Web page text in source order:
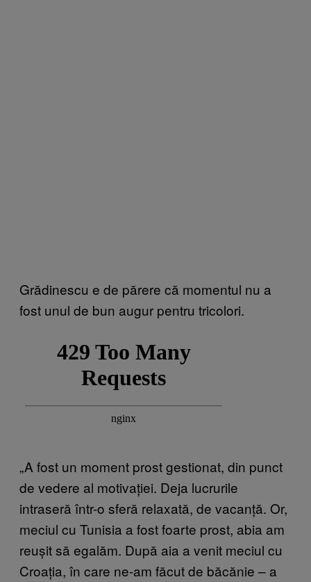
Grădinescu e de părere că momentul nu a
fost unul de bun augur pentru tricolori.
„A fost un moment prost gestionat, din punct
de vedere al motivației. Deja lucrurile
intraseră într-o sferă relaxată, de vacanță. Or,
meciul cu Tunisia a fost foarte prost, abia am
reușit să egalăm. După aia a venit meciul cu
Croația, în care ne-am făcut de băcănie – a